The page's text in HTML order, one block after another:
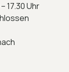
17.30 Uhr